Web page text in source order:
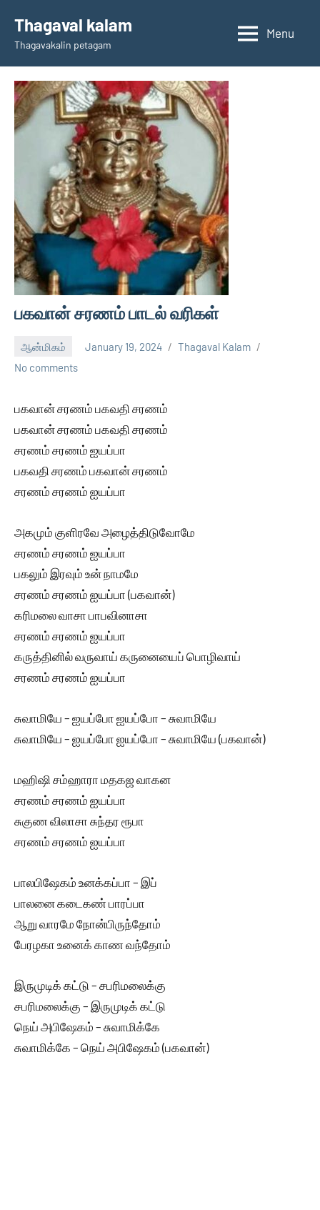
content
Thagaval kalam
Thagavakalin petagam
Menu
பகவான் சரணம் பாடல் வரிகள்
ஆன்மிகம் January 19, 2024
Thagaval Kalam
No comments
பகவான் சரணம் பகவதி சரணம்
பகவான் சரணம் பகவதி சரணம்
சரணம் சரணம் ஐயப்பா
பகவதி சரணம் பகவான் சரணம்
சரணம் சரணம் ஐயப்பா
அகமும் குளிரவே அழைத்திடுவோமே
சரணம் சரணம் ஐயப்பா
பகலும் இரவும் உன் நாமமே
சரணம் சரணம் ஐயப்பா (பகவான்)
கரிமலை வாசா பாபவினாசா
சரணம் சரணம் ஐயப்பா
கருத்தினில் வருவாய் கருனையைப் பொழிவாய்
சரணம் சரணம் ஐயப்பா
சுவாமியே – ஐயப்போ ஐயப்போ – சுவாமியே
சுவாமியே – ஐயப்போ ஐயப்போ – சுவாமியே (பகவான்)
மஹிஷி சம்ஹாரா மதகஜ வாகன
சரணம் சரணம் ஐயப்பா
சுகுண விலாசா சுந்தர ரூபா
சரணம் சரணம் ஐயப்பா
பாலபிஷேகம் உனக்கப்பா – இப்
பாலனை கடைகண் பாரப்பா
ஆறு வாரமே நோன்பிருந்தோம்
பேரழகா உனைக் காண வந்தோம்
இருமுடிக் கட்டு – சபரிமலைக்கு
சபரிமலைக்கு – இருமுடிக் கட்டு
நெய் அபிஷேகம் – சுவாமிக்கே
சுவாமிக்கே – நெய் அபிஷேகம் (பகவான்)